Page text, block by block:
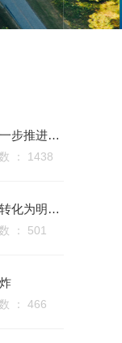
国家发展改革委等部门《关于进一步推进电能替代的指导意见》
： 1438
电火灶以电能作为能源，将电能转化为明火，实现了“电火”烹饪。
： 501
： 466